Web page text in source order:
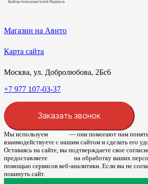
Магазин на Авито
Карта сайта
Москва, ул. Добролюбова, 2Бс6
+7 977 107-03-37
Заказать звонок
Мы используем
— они помогают нам
взаимодействуете с нашим сайтом и сделать его
Оставаясь на сайте, вы подтверждаете свое
предоставляете
на обработку ваших
помощью сервисов веб-аналитики. Если вы не
покинуть сайт.